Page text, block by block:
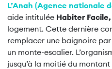
L’Anah (Agence nationale
aide intitulée Habiter Facile,
logement. Cette dernière
remplacer une baignoire
un monte-escalier.
jusqu’à la moitié du